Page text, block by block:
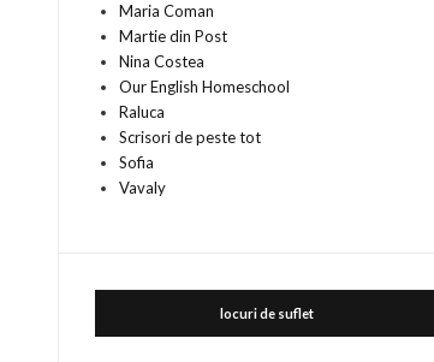
Maria Coman
Martie din Post
Nina Costea
Our English Homeschool
Raluca
Scrisori de peste tot
Sofia
Vavaly
locuri de suflet